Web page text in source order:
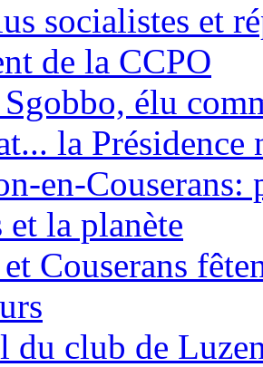
socialistes et
de la CCPO
élu
la Présidence
en-Couserans:
et la planète
Couserans
du club de